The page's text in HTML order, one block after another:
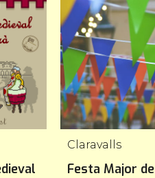
Claravalls
Festa Major de